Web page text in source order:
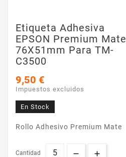
Etiqueta Adhesiva
EPSON Premium Mate
76X51mm Para TM-
C3500
9,50 €
Impuestos excluidos
En Stock
Rollo Adhesivo Premium Mate
Cantidad